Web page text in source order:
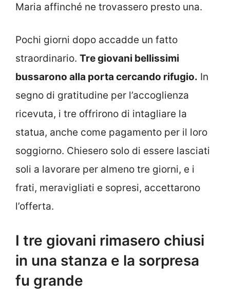
Maria affinché ne trovassero presto una.
Pochi giorni dopo accadde un fatto
straordinario. Tre giovani bellissimi
bussarono alla porta cercando rifugio. In
segno di gratitudine per l’accoglienza
ricevuta, i tre offrirono di intagliare la
statua, anche come pagamento per il loro
soggiorno. Chiesero solo di essere lasciati
soli a lavorare per almeno tre giorni, e i
frati, meravigliati e sopresi, accettarono
l’offerta.
I tre giovani rimasero chiusi
in una stanza e la sorpresa
fu grande